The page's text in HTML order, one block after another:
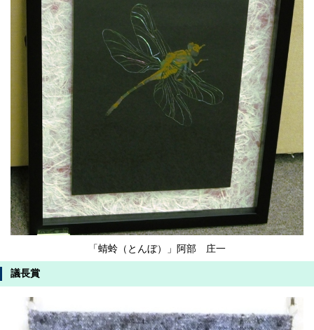
「蜻蛉（とんぼ）」阿部 庄一
議長賞